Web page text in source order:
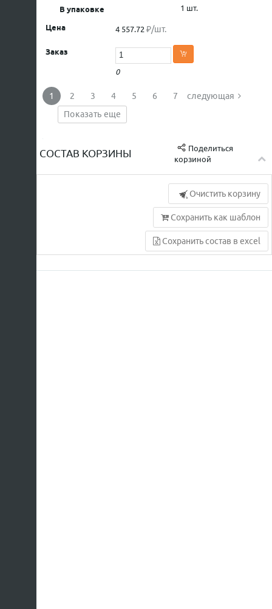
1 шт.
4 557.72 ₽/шт.
0
1 2 3 4 5 6 7
следующая
Показать еще
СОСТАВ КОРЗИНЫ
Поделиться
корзиной
Очистить корзину
Сохранить как шаблон
Сохранить состав в excel